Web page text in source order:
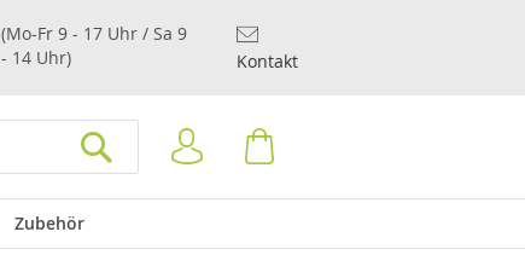
(Mo-Fr 9 - 17 Uhr / Sa 9
- 14 Uhr)
Kontakt
Anmelden
Zubehör